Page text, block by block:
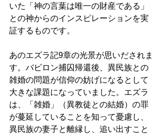
いた「神の言葉は唯一の財産である」
との神からのインスピレーションを実
証するものです。
あのエズラ記9章の光景が思いだされま
す。バビロン捕囚帰還後、異民族との
雑婚の問題が信仰の妨げになるとして
大きな課題になっていました。エズラ
は、「雑婚」（異教徒との結婚）の罪
が蔓延していることを知って憂慮し、
異民族の妻子と離縁し、追い出すこと